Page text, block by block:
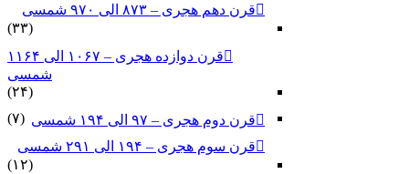
قرن دهم هجری – ۸۷۳ الی ۹۷۰ شمسی
(۳۳)
قرن دوازده هجری – ۱۰۶۷ الی ۱۱۶۴
شمسی
(۲۴)
قرن دوم هجری – ۹۷ الی ۱۹۴ شمسی
(۷)
قرن سوم هجری – ۱۹۴ الی ۲۹۱ شمسی
(۱۲)